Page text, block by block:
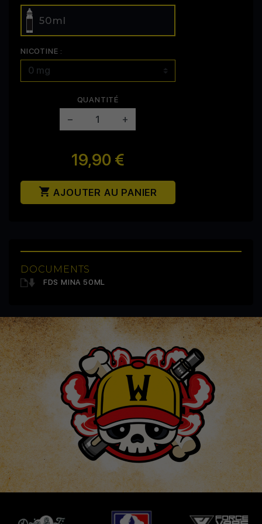
50ml
NICOTINE :
QUANTITÉ
− +
19,90 €
 AJOUTER AU PANIER
DOCUMENTS
FDS MINA 50ML